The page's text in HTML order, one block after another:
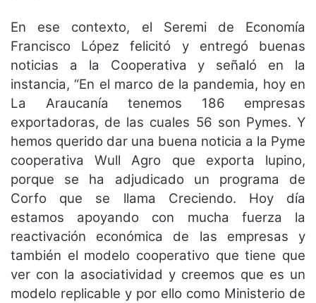
En ese contexto, el Seremi de Economía
Francisco López felicitó y entregó buenas
noticias a la Cooperativa y señaló en la
instancia, “En el marco de la pandemia, hoy en
La Araucanía tenemos 186 empresas
exportadoras, de las cuales 56 son Pymes. Y
hemos querido dar una buena noticia a la Pyme
cooperativa Wull Agro que exporta lupino,
porque se ha adjudicado un programa de
Corfo que se llama Creciendo. Hoy día
estamos apoyando con mucha fuerza la
reactivación económica de las empresas y
también el modelo cooperativo que tiene que
ver con la asociatividad y creemos que es un
modelo replicable y por ello como Ministerio de